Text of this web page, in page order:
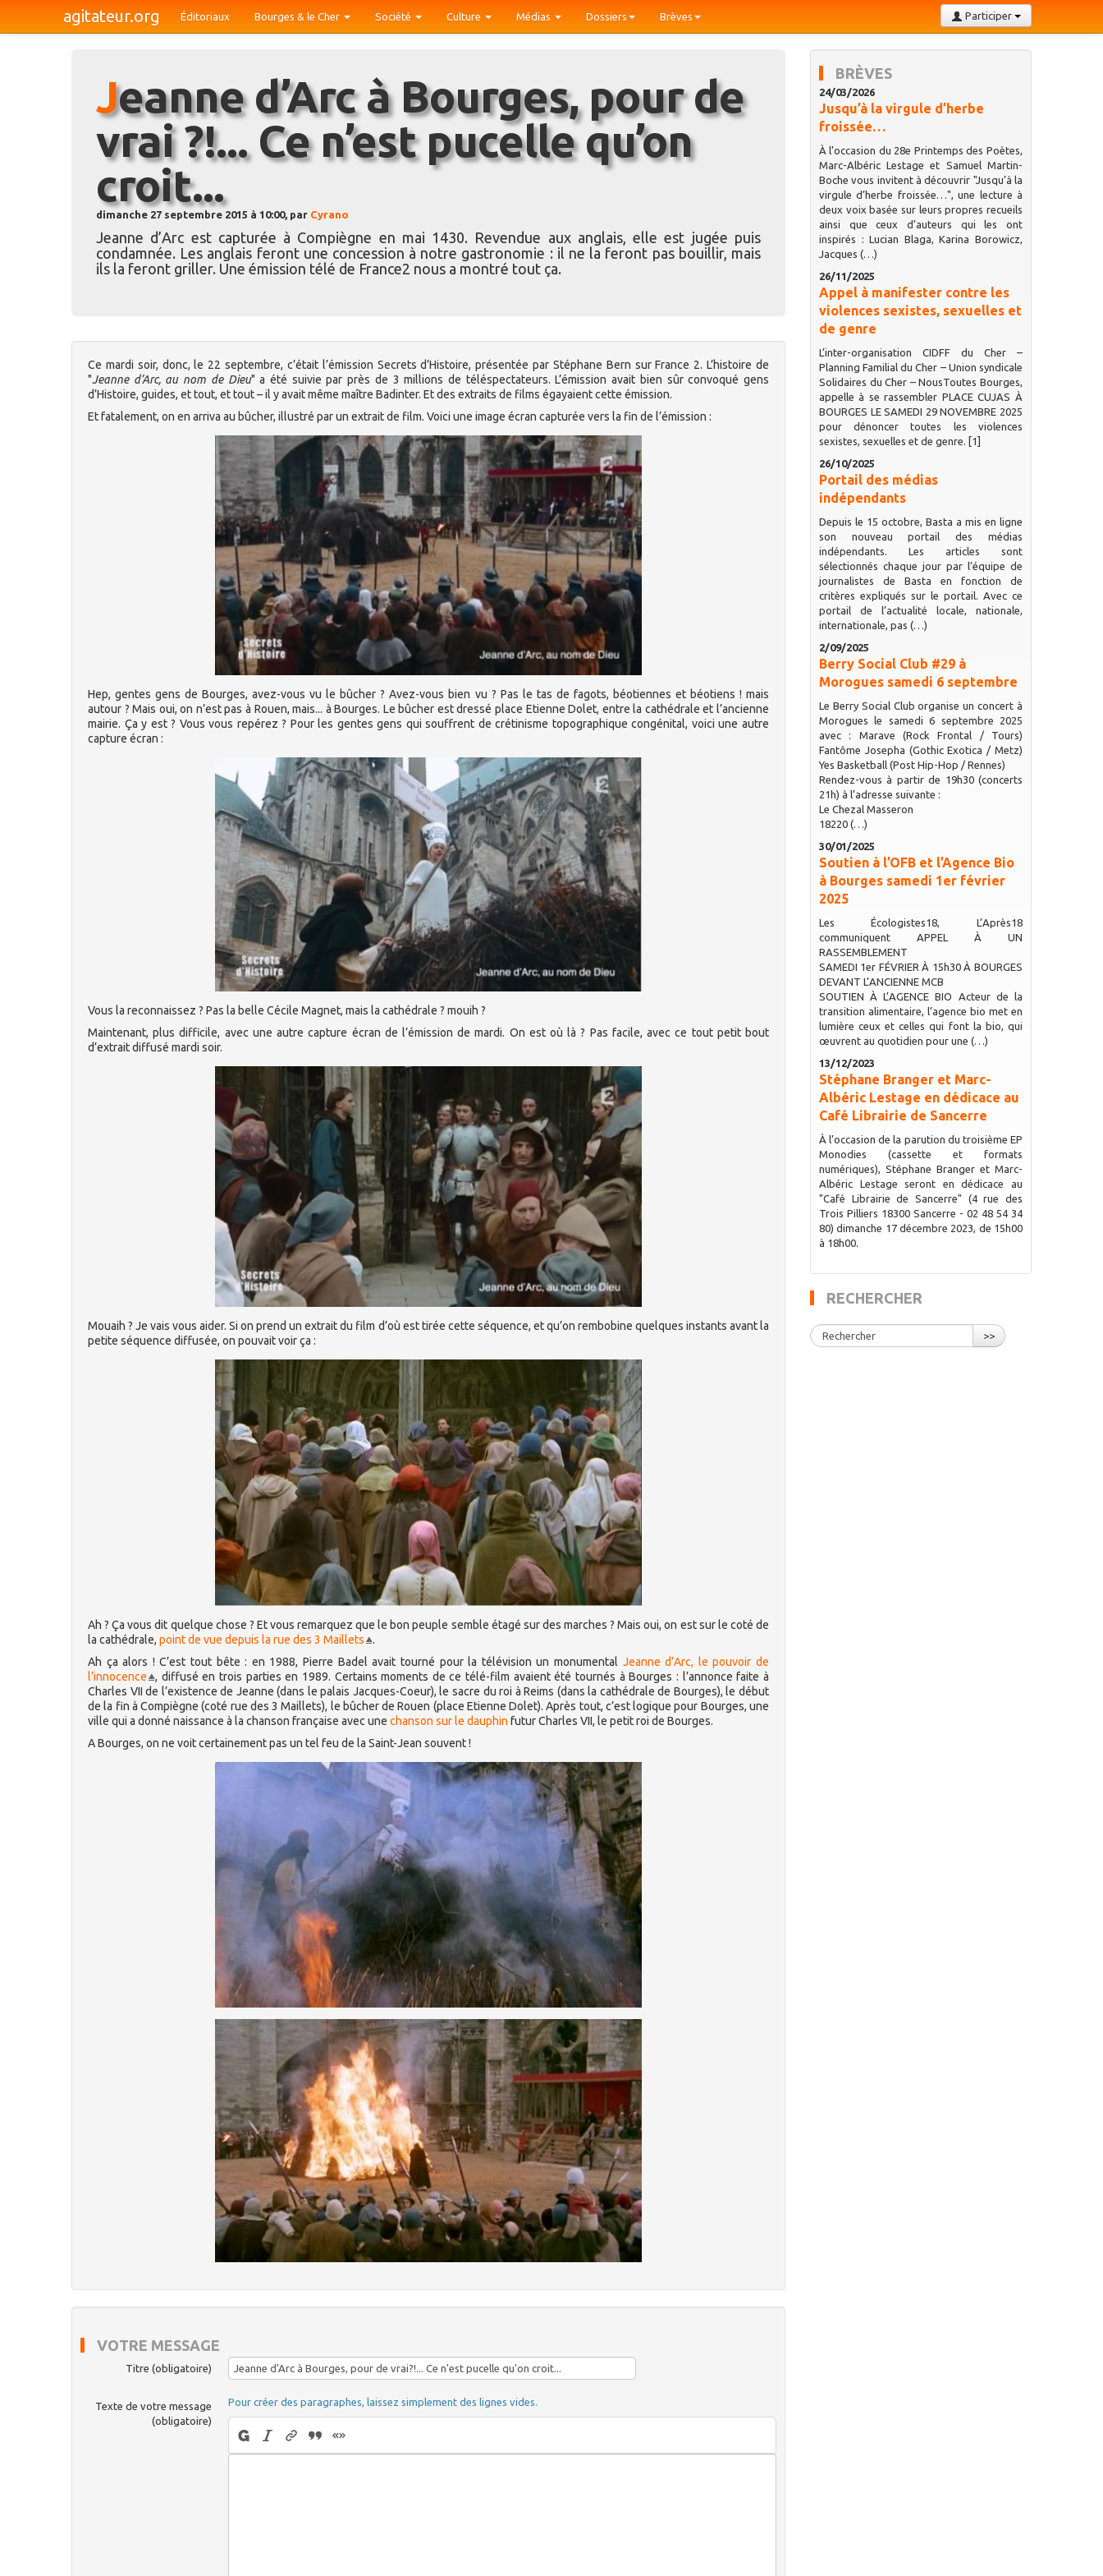
agitateur.org Participer
Éditoriaux Bourges & le Cher Société Culture Médias Dossiers Brèves
Jeanne d’Arc à Bourges, pour de
vrai ?!... Ce n’est pucelle qu’on
croit...
dimanche 27 septembre 2015 à 10:00, par Cyrano
Jeanne d’Arc est capturée à Compiègne en mai 1430. Revendue aux anglais, elle est jugée puis
condamnée. Les anglais feront une concession à notre gastronomie : il ne la feront pas bouillir, mais
ils la feront griller. Une émission télé de France2 nous a montré tout ça.
Ce mardi soir, donc, le 22 septembre, c’était l’émission Secrets d’Histoire, présentée par Stéphane Bern sur France 2. L’histoire de
"Jeanne d’Arc, au nom de Dieu" a été suivie par près de 3 millions de téléspectateurs. L’émission avait bien sûr convoqué gens
d’Histoire, guides, et tout, et tout – il y avait même maître Badinter. Et des extraits de films égayaient cette émission.
Et fatalement, on en arriva au bûcher, illustré par un extrait de film. Voici une image écran capturée vers la fin de l’émission :
Hep, gentes gens de Bourges, avez-vous vu le bûcher ? Avez-vous bien vu ? Pas le tas de fagots, béotiennes et béotiens ! mais
autour ? Mais oui, on n’est pas à Rouen, mais... à Bourges. Le bûcher est dressé place Etienne Dolet, entre la cathédrale et l’ancienne
mairie. Ça y est ? Vous vous repérez ? Pour les gentes gens qui souffrent de crétinisme topographique congénital, voici une autre
capture écran :
Vous la reconnaissez ? Pas la belle Cécile Magnet, mais la cathédrale ? mouih ?
Maintenant, plus difficile, avec une autre capture écran de l’émission de mardi. On est où là ? Pas facile, avec ce tout petit bout
d’extrait diffusé mardi soir.
Mouaih ? Je vais vous aider. Si on prend un extrait du film d’où est tirée cette séquence, et qu’on rembobine quelques instants avant la
petite séquence diffusée, on pouvait voir ça :
Ah ? Ça vous dit quelque chose ? Et vous remarquez que le bon peuple semble étagé sur des marches ? Mais oui, on est sur le coté de
la cathédrale, point de vue depuis la rue des 3 Maillets
.
Ah ça alors ! C’est tout bête : en 1988, Pierre Badel avait tourné pour la télévision un monumental Jeanne d’Arc, le pouvoir de
l’innocence
, diffusé en trois parties en 1989. Certains moments de ce télé-film avaient été tournés à Bourges : l’annonce faite à
Charles VII de l’existence de Jeanne (dans le palais Jacques-Coeur), le sacre du roi à Reims (dans la cathédrale de Bourges), le début
de la fin à Compiègne (coté rue des 3 Maillets), le bûcher de Rouen (place Etienne Dolet). Après tout, c’est logique pour Bourges, une
ville qui a donné naissance à la chanson française avec une chanson sur le dauphin futur Charles VII, le petit roi de Bourges.
A Bourges, on ne voit certainement pas un tel feu de la Saint-Jean souvent !
VOTRE MESSAGE
Titre (obligatoire)
Texte de votre message
(obligatoire)
Pour créer des paragraphes, laissez simplement des lignes vides.
BRÈVES
24/03/2026
Jusqu’à la virgule d’herbe
froissée…
À l’occasion du 28e Printemps des Poètes,
Marc-Albéric Lestage et Samuel Martin-
Boche vous invitent à découvrir "Jusqu’à la
virgule d’herbe froissée…", une lecture à
deux voix basée sur leurs propres recueils
ainsi que ceux d’auteurs qui les ont
inspirés : Lucian Blaga, Karina Borowicz,
Jacques (…)
26/11/2025
Appel à manifester contre les
violences sexistes, sexuelles et
de genre
L’inter-organisation CIDFF du Cher –
Planning Familial du Cher – Union syndicale
Solidaires du Cher – NousToutes Bourges,
appelle à se rassembler PLACE CUJAS À
BOURGES LE SAMEDI 29 NOVEMBRE 2025
pour dénoncer toutes les violences
sexistes, sexuelles et de genre. [1]
26/10/2025
Portail des médias
indépendants
Depuis le 15 octobre, Basta a mis en ligne
son nouveau portail des médias
indépendants. Les articles sont
sélectionnés chaque jour par l’équipe de
journalistes de Basta en fonction de
critères expliqués sur le portail. Avec ce
portail de l’actualité locale, nationale,
internationale, pas (…)
2/09/2025
Berry Social Club #29 à
Morogues samedi 6 septembre
Le Berry Social Club organise un concert à
Morogues le samedi 6 septembre 2025
avec : Marave (Rock Frontal / Tours)
Fantôme Josepha (Gothic Exotica / Metz)
Yes Basketball (Post Hip-Hop / Rennes)
Rendez-vous à partir de 19h30 (concerts
21h) à l’adresse suivante :
Le Chezal Masseron
18220 (…)
30/01/2025
Soutien à l’OFB et l’Agence Bio
à Bourges samedi 1er février
2025
Les Écologistes18, L’Après18
communiquent APPEL À UN
RASSEMBLEMENT
SAMEDI 1er FÉVRIER À 15h30 À BOURGES
DEVANT L’ANCIENNE MCB
SOUTIEN À L’AGENCE BIO Acteur de la
transition alimentaire, l’agence bio met en
lumière ceux et celles qui font la bio, qui
œuvrent au quotidien pour une (…)
13/12/2023
Stéphane Branger et Marc-
Albéric Lestage en dédicace au
Café Librairie de Sancerre
À l’occasion de la parution du troisième EP
Monodies (cassette et formats
numériques), Stéphane Branger et Marc-
Albéric Lestage seront en dédicace au
"Café Librairie de Sancerre" (4 rue des
Trois Pilliers 18300 Sancerre - 02 48 54 34
80) dimanche 17 décembre 2023, de 15h00
à 18h00.
RECHERCHER
>>